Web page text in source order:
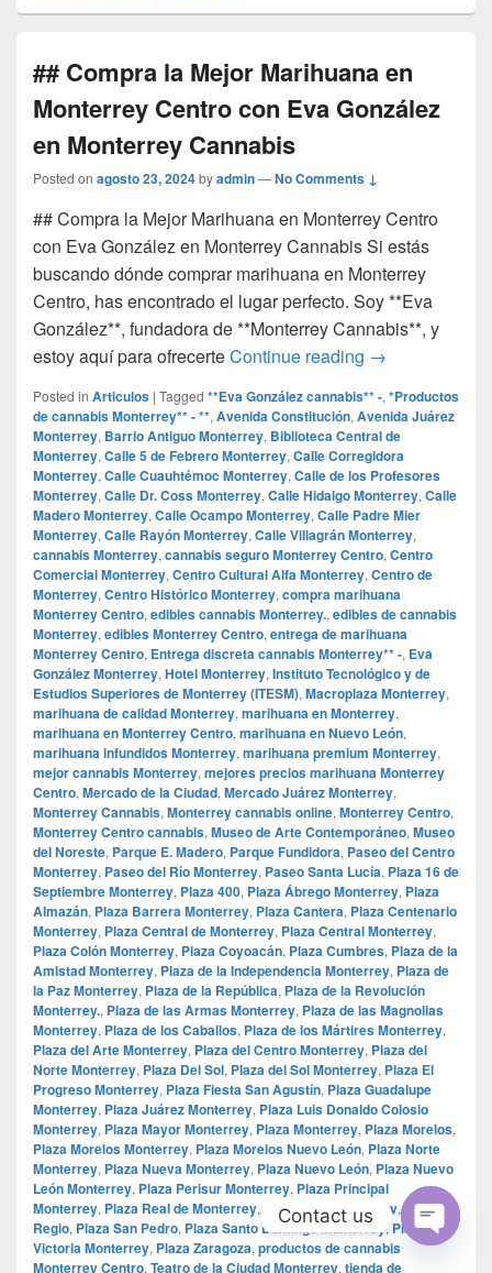
## Compra la Mejor Marihuana en
Monterrey Centro con Eva González
en Monterrey Cannabis
Posted on agosto 23, 2024byadmin—No Comments ↓
## Compra la Mejor Marihuana en Monterrey Centro
con Eva González en Monterrey Cannabis Si estás
buscando dónde comprar marihuana en Monterrey
Centro, has encontrado el lugar perfecto. Soy **Eva
González**, fundadora de **Monterrey Cannabis**, y
estoy aquí para ofrecerteContinue reading ## Compra la
→
Posted in Articulos | Tagged **Eva González cannabis** -, *Productos
de cannabis Monterrey** - **, Avenida Constitución, Avenida Juárez
Monterrey, Barrio Antiguo Monterrey, Biblioteca Central de
Monterrey, Calle 5 de Febrero Monterrey, Calle Corregidora
Monterrey, Calle Cuauhtémoc Monterrey, Calle de los Profesores
Monterrey, Calle Dr. Coss Monterrey, Calle Hidalgo Monterrey, Calle
Madero Monterrey, Calle Ocampo Monterrey, Calle Padre Mier
Monterrey, Calle Rayón Monterrey, Calle Villagrán Monterrey,
cannabis Monterrey, cannabis seguro Monterrey Centro, Centro
Comercial Monterrey, Centro Cultural Alfa Monterrey, Centro de
Monterrey, Centro Histórico Monterrey, compra marihuana
Monterrey Centro, edibles cannabis Monterrey., edibles de cannabis
Monterrey, edibles Monterrey Centro, entrega de marihuana
Monterrey Centro, Entrega discreta cannabis Monterrey** -, Eva
González Monterrey, Hotel Monterrey, Instituto Tecnológico y de
Estudios Superiores de Monterrey (ITESM), Macroplaza Monterrey,
marihuana de calidad Monterrey, marihuana en Monterrey,
marihuana en Monterrey Centro, marihuana en Nuevo León,
marihuana infundidos Monterrey, marihuana premium Monterrey,
mejor cannabis Monterrey, mejores precios marihuana Monterrey
Centro, Mercado de la Ciudad, Mercado Juárez Monterrey,
Monterrey Cannabis, Monterrey cannabis online, Monterrey Centro,
Monterrey Centro cannabis, Museo de Arte Contemporáneo, Museo
del Noreste, Parque E. Madero, Parque Fundidora, Paseo del Centro
Monterrey, Paseo del Río Monterrey, Paseo Santa Lucía, Plaza 16 de
Septiembre Monterrey, Plaza 400, Plaza Ábrego Monterrey, Plaza
Almazán, Plaza Barrera Monterrey, Plaza Cantera, Plaza Centenario
Monterrey, Plaza Central de Monterrey, Plaza Central Monterrey,
Plaza Colón Monterrey, Plaza Coyoacán, Plaza Cumbres, Plaza de la
Amistad Monterrey, Plaza de la Independencia Monterrey, Plaza de
la Paz Monterrey, Plaza de la República, Plaza de la Revolución
Monterrey., Plaza de las Armas Monterrey, Plaza de las Magnolias
Monterrey, Plaza de los Caballos, Plaza de los Mártires Monterrey,
Plaza del Arte Monterrey, Plaza del Centro Monterrey, Plaza del
Norte Monterrey, Plaza Del Sol, Plaza del Sol Monterrey, Plaza El
Progreso Monterrey, Plaza Fiesta San Agustín, Plaza Guadalupe
Monterrey, Plaza Juárez Monterrey, Plaza Luis Donaldo Colosio
Monterrey, Plaza Mayor Monterrey, Plaza Monterrey, Plaza Morelos,
Plaza Morelos Monterrey, Plaza Morelos Nuevo León, Plaza Norte
Monterrey, Plaza Nueva Monterrey, Plaza Nuevo León, Plaza Nuevo
León Monterrey, Plaza Perisur Monterrey, Plaza Principal
Monterrey, Plaza Real de Monterrey, Plaza Real Monterrey,Plaza
Regio, Plaza San Pedro, Plaza Santo Domingo Monterrey, Plaza
Victoria Monterrey, Plaza Zaragoza, productos de cannabis
Monterrey Centro, Teatro de la Ciudad Monterrey, tienda de
Contact us